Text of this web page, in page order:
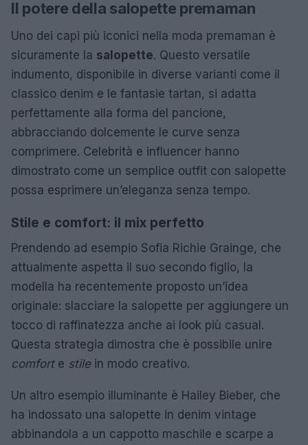
Il potere della salopette premaman
Uno dei capi più iconici nella moda premaman è
sicuramente la salopette. Questo versatile
indumento, disponibile in diverse varianti come il
classico denim e le fantasie tartan, si adatta
perfettamente alla forma del pancione,
abbracciando dolcemente le curve senza
comprimere. Celebrità e influencer hanno
dimostrato come un semplice outfit con salopette
possa esprimere un’eleganza senza tempo.
Stile e comfort: il mix perfetto
Prendendo ad esempio Sofia Richie Grainge, che
attualmente aspetta il suo secondo figlio, la
modella ha recentemente proposto un’idea
originale: slacciare la salopette per aggiungere un
tocco di raffinatezza anche ai look più casual.
Questa strategia dimostra che è possibile unire
comforte stilein modo creativo.
Un altro esempio illuminante è Hailey Bieber, che
ha indossato una salopette in denim vintage
abbinandola a un cappotto maschile e scarpe a